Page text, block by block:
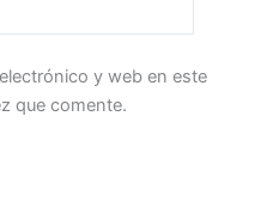
y web en este
que comente.